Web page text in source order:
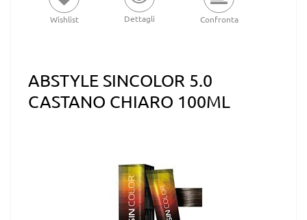
Wishlist Dettagli Confronta
ABSTYLE SINCOLOR 5.0
CASTANO CHIARO 100ML